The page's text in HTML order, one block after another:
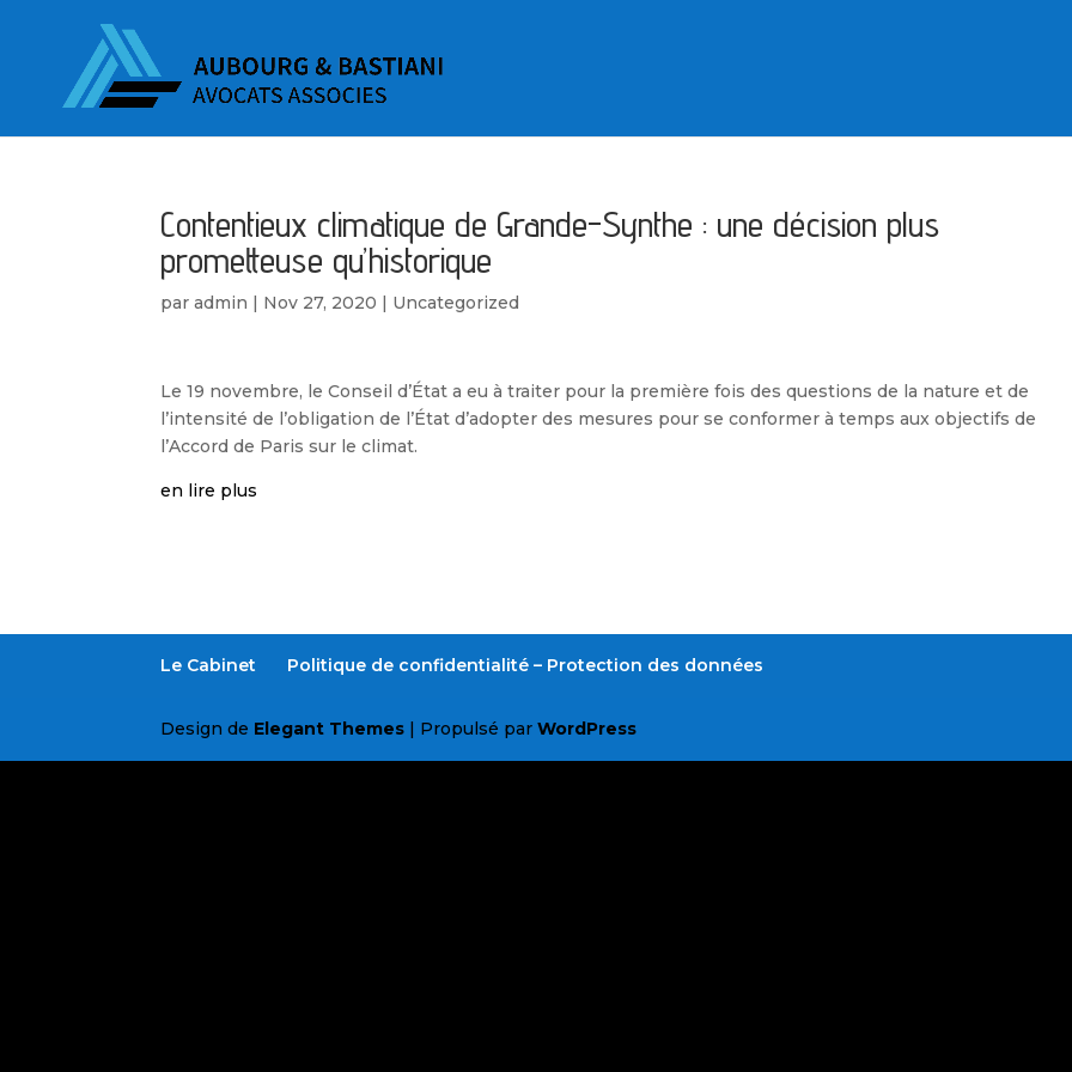
Contentieux climatique de Grande-Synthe : une décision plus
prometteuse qu’historique
paradmin | Nov 27, 2020 | Uncategorized
Le 19 novembre, le Conseil d’État a eu à traiter pour la première fois des questions de la nature et de
l’intensité de l’obligation de l’État d’adopter des mesures pour se conformer à temps aux objectifs de
l’Accord de Paris sur le climat.
en lire plus
Le Cabinet Politique de confidentialité – Protection des données
Design de Elegant Themes | Propulsé parWordPress